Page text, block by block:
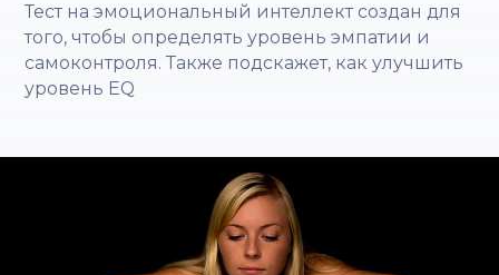
Тест на эмоциональный интеллект создан для
того, чтобы определять уровень эмпатии и
самоконтроля. Также подскажет, как улучшить
уровень EQ